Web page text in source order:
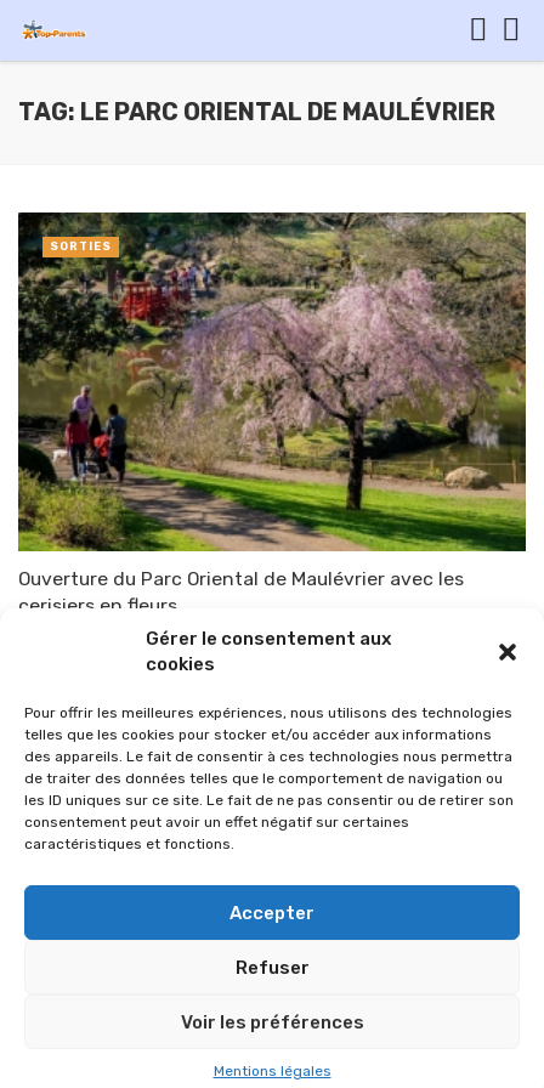
Gérer le consentement aux
cookies
Pour offrir les meilleures expériences, nous utilisons des technologies
telles que les cookies pour stocker et/ou accéder aux informations
des appareils. Le fait de consentir à ces technologies nous permettra
de traiter des données telles que le comportement de navigation ou
les ID uniques sur ce site. Le fait de ne pas consentir ou de retirer son
consentement peut avoir un effet négatif sur certaines
caractéristiques et fonctions.
Accepter
Refuser
Voir les préférences
Mentions légales
TAG: LE PARC ORIENTAL DE MAULÉVRIER
Ouverture du Parc Oriental de Maulévrier avec les
cerisiers en fleurs.
TOP-PARENTS 1 avril 2021
SORTIES